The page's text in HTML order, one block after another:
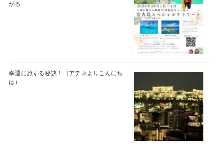
がる
幸運に旅する秘訣！（アテネよりこんにち
は）